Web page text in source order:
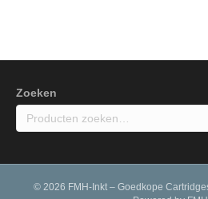
Zoeken
© 2026 FMH-Inkt – Goedkope